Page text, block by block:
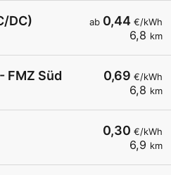
ab 0,44 €/kWh
6,8 km
DC)
0,69 €/kWh
6,8 km
FMZ Süd
0,30 €/kWh
6,9 km